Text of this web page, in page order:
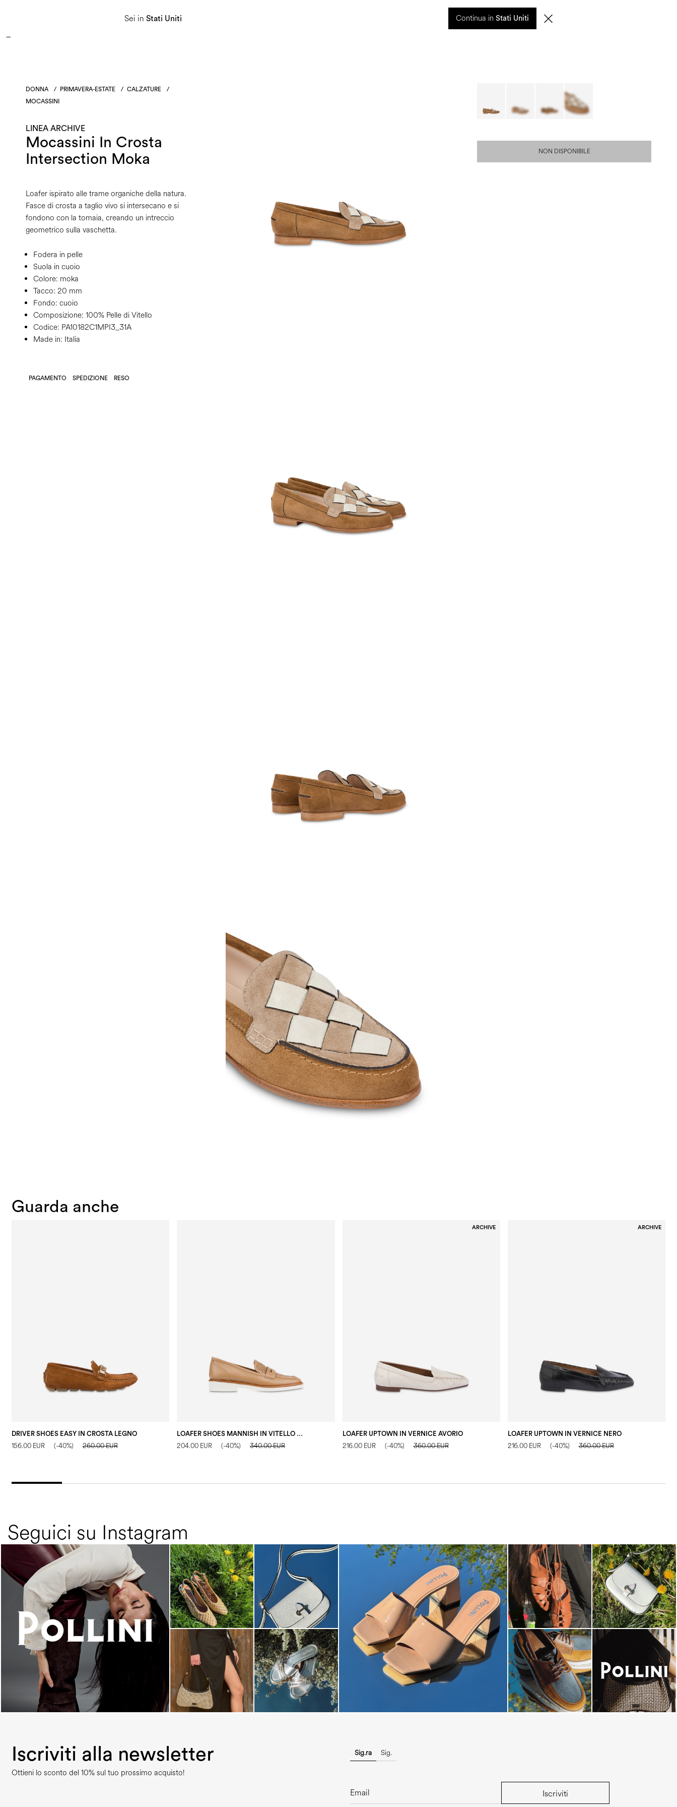
Sei in Stati Uniti Continua in Stati Uniti
APPROFITTA DEI SALDI E SCOPRI LA NUOVA COLLEZIONE AUTUNNO/INVERNO 2026. Dall'8 al 16 agosto il Servizio Clienti non sarà operativo. Le richieste e gli eventuali ritardi nelle spedizioni saranno gestiti a partire dal 17 agosto.
DONNA / PRIMAVERA-ESTATE / CALZATURE
/
MOCASSINI
LINEA ARCHIVE
Mocassini In Crosta
Intersection Moka
Loafer ispirato alle trame organiche della natura.
Fasce di crosta a taglio vivo si intersecano e si
fondono con la tomaia, creando un intreccio
geometrico sulla vaschetta.
Fodera in pelle
Suola in cuoio
Colore: moka
Tacco: 20 mm
Fondo: cuoio
Composizione: 100% Pelle di Vitello
Codice: PA10182C1MPI3_31A
Made in: Italia
PAGAMENTO SPEDIZIONE RESO
NON DISPONIBILE
Guarda anche
DRIVER SHOES EASY IN CROSTA LEGNO
156.00 EUR (-40%) 260.00 EUR
LOAFER SHOES MANNISH IN VITELLO SAND
204.00 EUR (-40%) 340.00 EUR
ARCHIVE
LOAFER UPTOWN IN VERNICE AVORIO
216.00 EUR (-40%) 360.00 EUR
ARCHIVE
LOAFER UPTOWN IN VERNICE NERO
216.00 EUR (-40%) 360.00 EUR
Seguici su Instagram
An ode to the house’s vibrant Italian roots, the
new...
The most-wanted mules and sandals are now on
sale. ...
Iscriviti alla newsletter
Ottieni lo sconto del 10% sul tuo prossimo acquisto!
Sig.ra Sig.
Iscriviti